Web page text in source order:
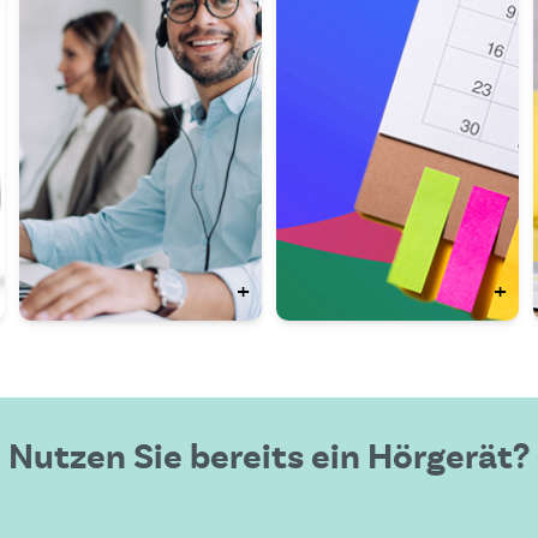
+ +
Nutzen Sie bereits ein Hörgerät?